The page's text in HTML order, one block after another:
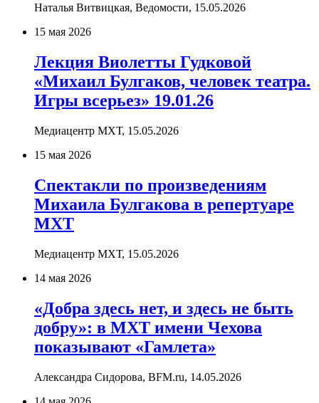
Наталья Витвицкая, Ведомости, 15.05.2026
15 мая 2026
Лекция Виолетты Гудковой
«Михаил Булгаков, человек театра.
Игры всерьез» 19.01.26
Медиацентр МХТ, 15.05.2026
15 мая 2026
Спектакли по произведениям
Михаила Булгакова в репертуаре
МХТ
Медиацентр МХТ, 15.05.2026
14 мая 2026
«Добра здесь нет, и здесь не быть
добру»: в МХТ имени Чехова
показывают «Гамлета»
Александра Сидорова, BFM.ru, 14.05.2026